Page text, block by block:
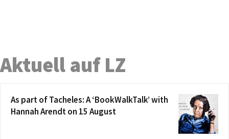
Aktuell auf LZ
As part of Tacheles: A ‘BookWalkTalk’ with
Hannah Arendt on 15 August